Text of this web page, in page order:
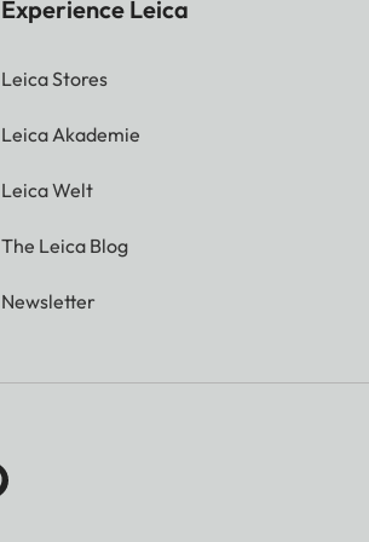
Experience Leica
Leica Stores
Leica Akademie
Leica Welt
The Leica Blog
Newsletter